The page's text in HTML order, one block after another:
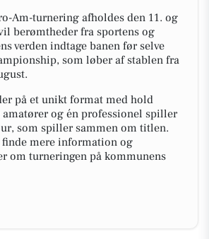
Am-turnering afholdes den 11. og
berømtheder fra sportens og
verden indtage banen før selve
som løber af stablen fra
på et unikt format med hold
amatører og én professionel spiller
som spiller sammen om titlen.
finde mere information og
om turneringen på kommunens